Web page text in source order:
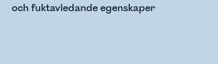
och fuktavledande egenskaper